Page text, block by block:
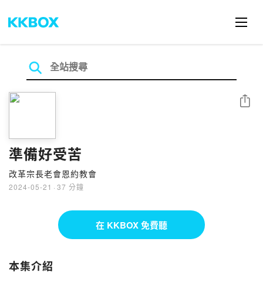
準備好受苦
改革宗長老會恩約教會
2024-05-21 · 37 分鐘
分享
在 KKBOX 免費聽
本集介紹